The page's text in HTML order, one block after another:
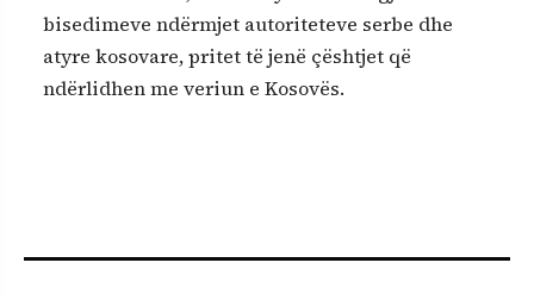
bisedimeve ndërmjet autoriteteve serbe dhe
atyre kosovare, pritet të jenë çështjet që
ndërlidhen me veriun e Kosovës.